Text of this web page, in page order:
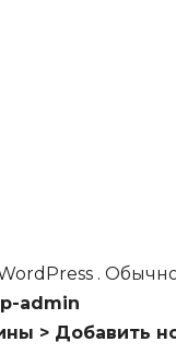
.
admin
> Добавить